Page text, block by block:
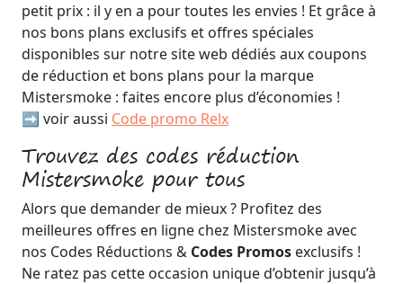
petit prix : il y en a pour toutes les envies ! Et grâce à
nos bons plans exclusifs et offres spéciales
disponibles sur notre site web dédiés aux coupons
de réduction et bons plans pour la marque
Mistersmoke : faites encore plus d’économies !
➡️ voir aussi Code promo Relx
Trouvez des codes réduction
Mistersmoke pour tous
Alors que demander de mieux ? Profitez des
meilleures offres en ligne chez Mistersmoke avec
nos Codes Réductions & Codes Promos exclusifs !
Ne ratez pas cette occasion unique d’obtenir jusqu’à